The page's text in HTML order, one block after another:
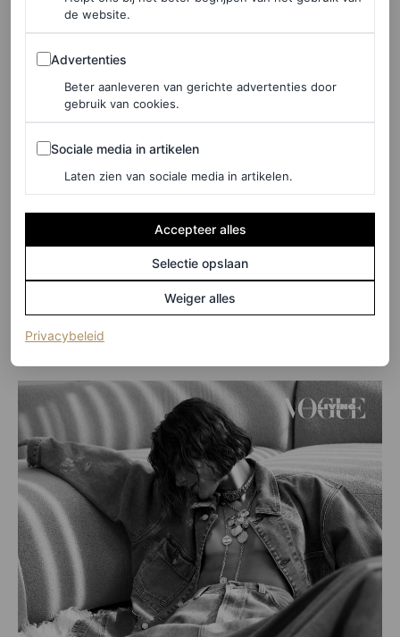
©VOGUE LIVING, ZOE KARSSEN
de website.
Advertenties
Advertenties
Beter aanleveren van gerichte advertenties door
gebruik van cookies.
Sociale media in artikelen
Sociale media in artikelen
Laten zien van sociale media in artikelen.
Accepteer alles
Selectie opslaan
Weiger alles
Privacybeleid